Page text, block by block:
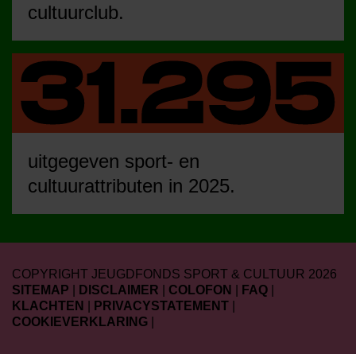
cultuurclub.
uitgegeven sport- en
cultuurattributen in 2025.
COPYRIGHT JEUGDFONDS SPORT & CULTUUR 2026
SITEMAP
DISCLAIMER COLOFON FAQ
KLACHTEN
PRIVACYSTATEMENT
COOKIEVERKLARING